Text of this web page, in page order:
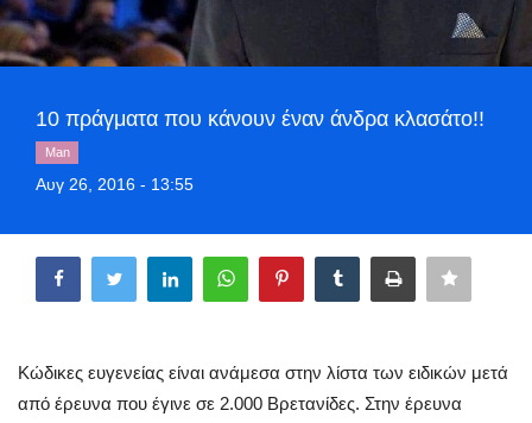
Travel
World
Greece
Style Adorés
Entertainment
Mykonos
10 πράγματα που κάνουν έναν άνδρα κλασάτο!!
Man
Αυγ 26, 2016 - 13:55
Κώδικες ευγενείας είναι ανάμεσα στην λίστα των ειδικών μετά
από έρευνα που έγινε σε 2.000 Βρετανίδες. Στην έρευνα